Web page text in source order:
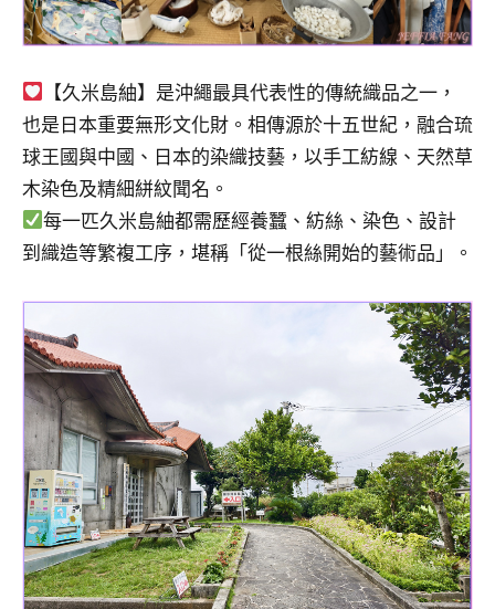
窟
泰
旅
遊
書
者、
各
發
會
及
活
動
主
持、
學
校
企
業
講
座、
【久米島紬】是沖繩最具代表性的傳統織品之一，
也是日本重要無形文化財。相傳源於十五世紀，融合琉
球王國與中國、日本的染織技藝，以手工紡線、天然草
木染色及精細絣紋聞名。
每一匹久米島紬都需歷經養蠶、紡絲、染色、設計
到織造等繁複工序，堪稱「從一根絲開始的藝術品」。